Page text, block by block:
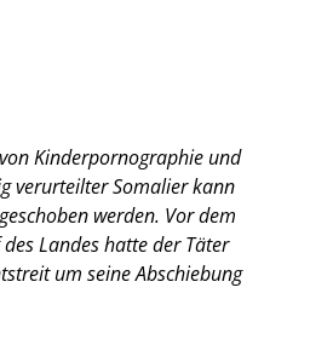
Kinderpornographie und
verurteilter Somalier kann
werden. Vor dem
Landes hatte der Täter
um seine Abschiebung